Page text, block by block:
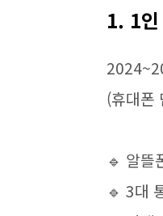
1. 1인
(휴대폰
🔹 알뜰
🔹 3대